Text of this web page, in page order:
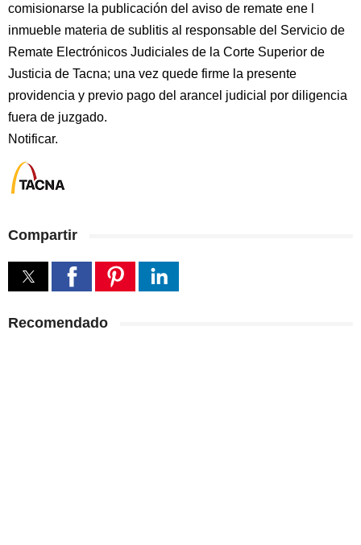
comisionarse la publicación del aviso de remate ene l
inmueble materia de sublitis al responsable del Servicio de
Remate Electrónicos Judiciales de la Corte Superior de
Justicia de Tacna; una vez quede firme la presente
providencia y previo pago del arancel judicial por diligencia
fuera de juzgado.
Notificar.
Compartir
Recomendado